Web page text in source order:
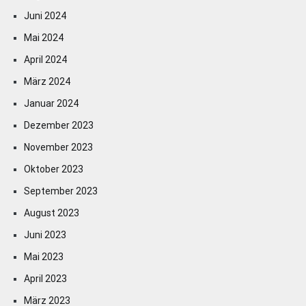
Juni 2024
Mai 2024
April 2024
März 2024
Januar 2024
Dezember 2023
November 2023
Oktober 2023
September 2023
August 2023
Juni 2023
Mai 2023
April 2023
März 2023